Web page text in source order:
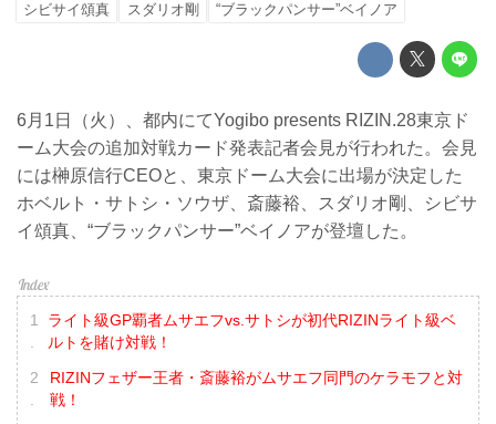
シビサイ頌真
スダリオ剛 “ブラックパンサー”ベイノア
6月1日（火）、都内にてYogibo presents RIZIN.28東京ド
ーム大会の追加対戦カード発表記者会見が行われた。会見
には榊原信行CEOと、東京ドーム大会に出場が決定した
ホベルト・サトシ・ソウザ、斎藤裕、スダリオ剛、シビサ
イ頌真、“ブラックパンサー”ベイノアが登壇した。
ライト級GP覇者ムサエフvs.サトシが初代RIZINライト級ベ
ルトを賭け対戦！
RIZINフェザー王者・斎藤裕がムサエフ同門のケラモフと対
戦！